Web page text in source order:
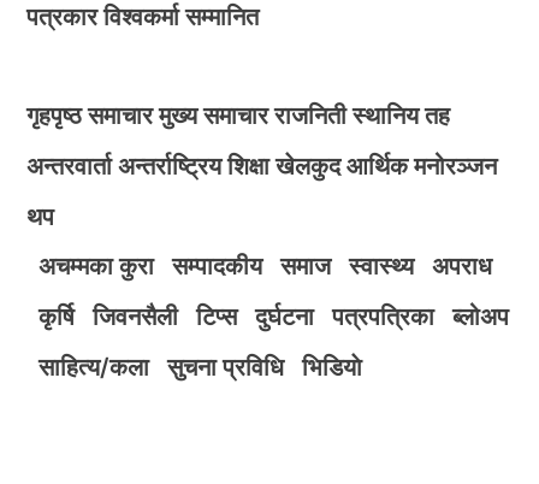
पत्रकार विश्वकर्मा सम्मानित
गृहपृष्ठ समाचार मुख्य समाचार राजनिती स्थानिय तह
अन्तरवार्ता अन्तर्राष्ट्रिय शिक्षा खेलकुद आर्थिक मनोरञ्जन
थप
अचम्मका कुरा
सम्पादकीय समाज स्वास्थ्य
अपराध
कृर्षि
जिवनसैली टिप्स दुर्घटना पत्रपत्रिका
ब्लोअप
साहित्य/कला
सुचना प्रविधि भिडियाे